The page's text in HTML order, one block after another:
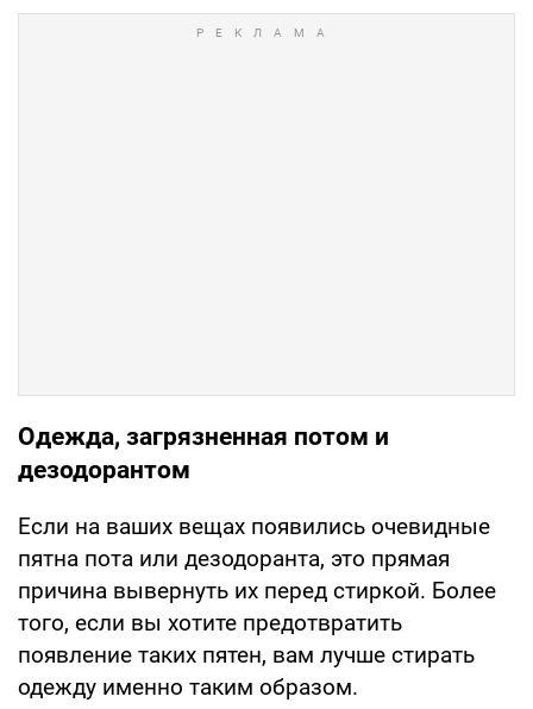
Одежда, загрязненная потом и
дезодорантом
Если на ваших вещах появились очевидные
пятна пота или дезодоранта, это прямая
причина вывернуть их перед стиркой. Более
того, если вы хотите предотвратить
появление таких пятен, вам лучше стирать
одежду именно таким образом.